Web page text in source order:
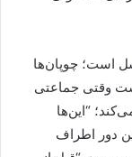
است؛ چوپان‌ها
وقتی جماعتی
“این‌ها
دور اطراف